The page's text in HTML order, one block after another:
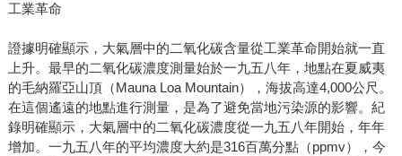
工業革命
證據明確顯示，大氣層中的二氧化碳含量從工業革命開始就一直
上升。最早的二氧化碳濃度測量始於一九五八年，地點在夏威夷
的毛納羅亞山頂（Mauna Loa Mountain），海拔高達4,000公尺。
在這個遙遠的地點進行測量，是為了避免當地污染源的影響。紀
錄明確顯示，大氣層中的二氧化碳濃度從一九五八年開始，年年
增加。一九五八年的平均濃度大約是316百萬分點（ppmv），今